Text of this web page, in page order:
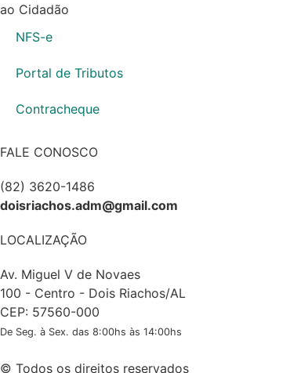
ao Cidadão
NFS-e
Portal de Tributos
Contracheque
FALE CONOSCO
(82) 3620-1486
doisriachos.adm@gmail.com
LOCALIZAÇÃO
Av. Miguel V de Novaes
100 - Centro - Dois Riachos/AL
CEP: 57560-000
De Seg. à Sex. das 8:00hs às 14:00hs
© Todos os direitos reservados